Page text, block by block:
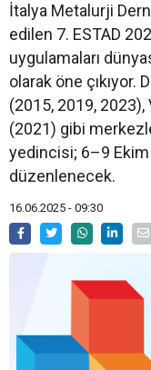
İtalya Metalurji
edilen 7. ESTAD
uygulamaları
olarak öne çıkıyor.
(2015, 2019,
(2021) gibi
yedincisi; 6–9 Ekim
düzenlenecek.
16.06.2025 - 09:30